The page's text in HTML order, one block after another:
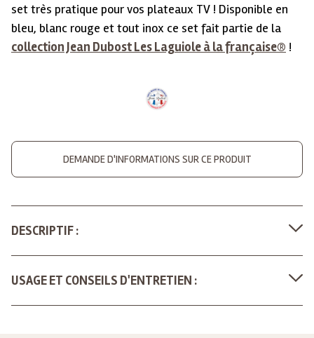
set très pratique pour vos plateaux TV ! Disponible en
bleu, blanc rouge et tout inox ce set fait partie de la
collection Jean Dubost Les Laguiole à la française® !
DEMANDE D'INFORMATIONS SUR CE PRODUIT
DESCRIPTIF :
USAGE ET CONSEILS D'ENTRETIEN :